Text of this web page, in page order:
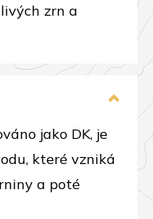
zrn a
jako DK, je
které vzniká
a poté